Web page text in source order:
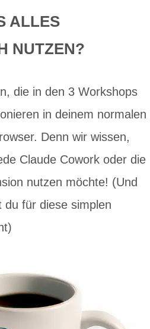
ALLES
NUTZEN?
die in den 3 Workshops
in deinem normalen
Denn wir wissen,
Claude Cowork oder die
nutzen möchte! (Und
du für diese simplen